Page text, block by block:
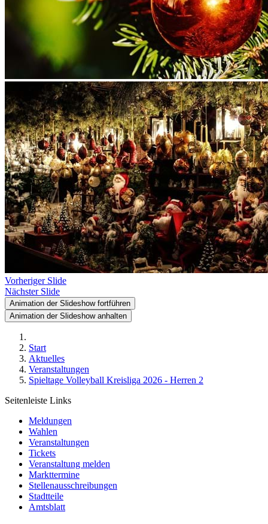
Vorheriger Slide
Nächster Slide
Animation der Slideshow fortführen
Animation der Slideshow anhalten
Start
Aktuelles
Veranstaltungen
Spieltage Volleyball Kreisliga 2026 - Herren 2
Seitenleiste Links
Meldungen
Wahlen
Veranstaltungen
Tickets
Veranstaltung melden
Markttermine
Stellenausschreibungen
Stadtteile
Amtsblatt